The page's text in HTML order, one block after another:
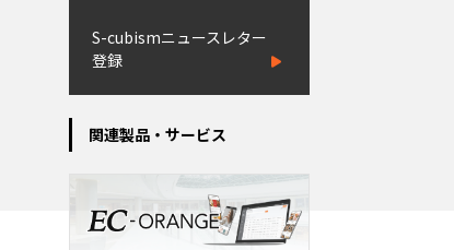
S-cubismニュースレター
登録
関連製品・サービス